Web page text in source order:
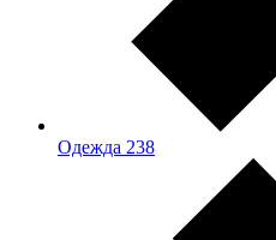
Одежда 238